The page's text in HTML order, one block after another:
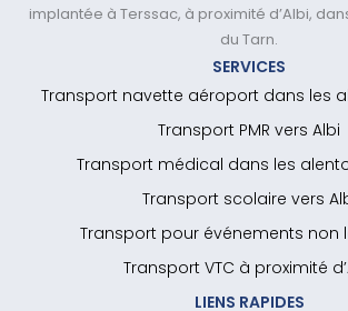
implantée à Terssac, à proximité d’Albi,
du Tarn.
SERVICES
Transport navette aéroport dans les
Transport PMR vers Albi
Transport médical dans les
Transport scolaire vers
Transport pour événements non
Transport VTC à proximité
LIENS RAPIDES